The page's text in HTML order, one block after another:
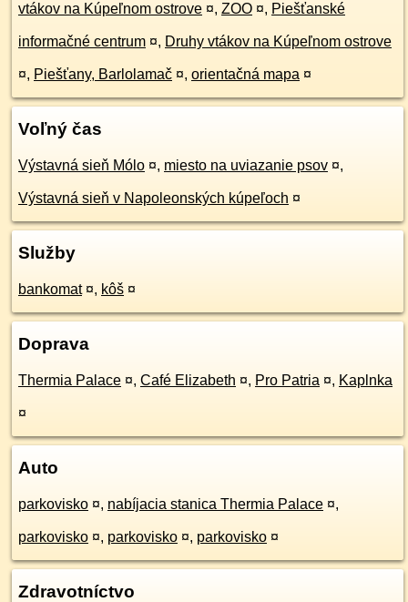
vtákov na Kúpeľnom ostrove ¤, ZOO ¤, Piešťanské
informačné centrum ¤, Druhy vtákov na Kúpeľnom ostrove
¤, Piešťany, Barlolamač ¤, orientačná mapa ¤
Voľný čas
Výstavná sieň Mólo ¤, miesto na uviazanie psov ¤,
Výstavná sieň v Napoleonských kúpeľoch ¤
Služby
bankomat ¤, kôš ¤
Doprava
Thermia Palace ¤, Café Elizabeth ¤, Pro Patria ¤, Kaplnka
¤
Auto
parkovisko ¤, nabíjacia stanica Thermia Palace ¤,
parkovisko ¤, parkovisko ¤, parkovisko ¤
Zdravotníctvo